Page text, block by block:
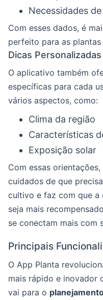
Necessidades
Com esses dados, é
perfeito para as plantas
Dicas
O aplicativo também
específicas para cada
vários aspectos, como:
Clima da região
Características
Exposição solar
Com essas
cuidados de que
cultivo e faz com que a
seja mais
se conectam mais com
Principais
O App Planta
mais rápido e inovador
vai para o